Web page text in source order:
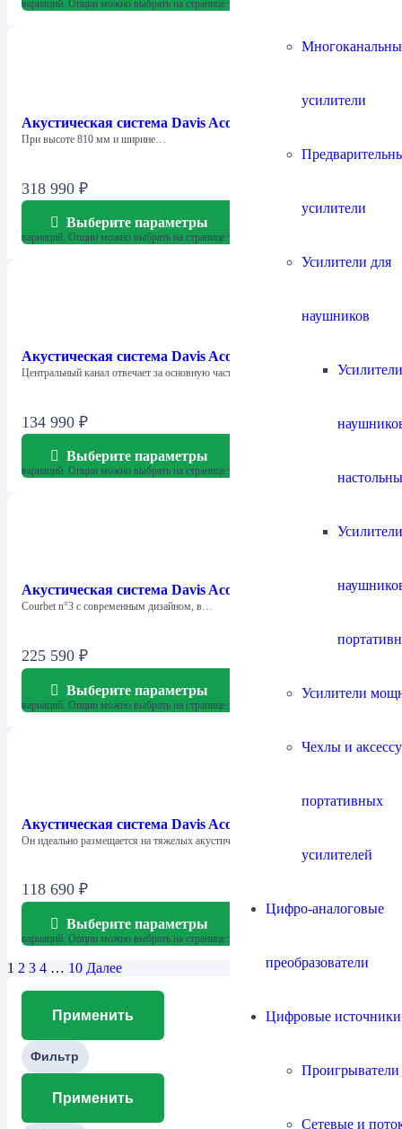
усилители
усилители
Усилители для
наушников
Усилители
Чехлы и
портативных
усилителей
Цифро-аналоговые
преобразователи
Цифровые источники
Сетевые и
вариаций. Опции можно выбрать на странице товара.
Акустическая система Davis Acoustics Courbet 4 S2
При высоте 810 мм и ширине…
318 990 ₽
Выберите параметры
вариаций. Опции можно выбрать на странице товара.
Акустическая система Davis Acoustics Courbet C S2
Центральный канал отвечает за основную часть…
134 990 ₽
Выберите параметры
вариаций. Опции можно выбрать на странице товара.
Акустическая система Davis Acoustics Courbet N°3
Courbet n°3 с современным дизайном, в…
225 590 ₽
Выберите параметры
Этот товар имеет несколько
вариаций. Опции можно выбрать на странице товара.
Акустическая система Davis Acoustics Krypton 3
Он идеально размещается на тяжелых акустических…
118 690 ₽
Выберите параметры
вариаций. Опции можно выбрать на странице товара.
1 2 3 4 … 10 Далее
Применить
Фильтр
Применить